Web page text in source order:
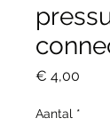
€ 4,00
Aantal *